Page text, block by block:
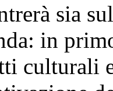
sia
in
culturali